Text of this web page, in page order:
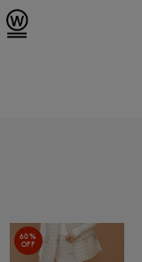
60%
OFF